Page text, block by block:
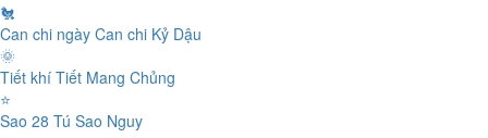
🐔
Can chi ngày Can chi Kỷ Dậu
🌞
Tiết khí Tiết Mang Chủng
⭐
Sao 28 Tú Sao Nguy